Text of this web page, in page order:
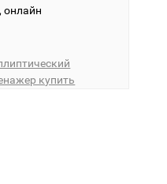
онлайн
купить